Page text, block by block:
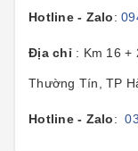
Hotline - Zalo:
Địa chỉ : Km 16 +
Thường Tín, TP
Hotline - Zalo: